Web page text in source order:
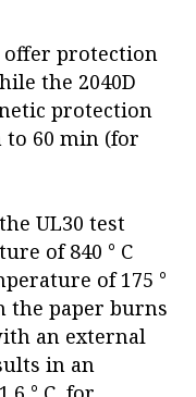
offer protection
the 2040D
protection
60 min (for
UL30 test
of 840 ° C
of 175 °
the paper burns
an external
in an